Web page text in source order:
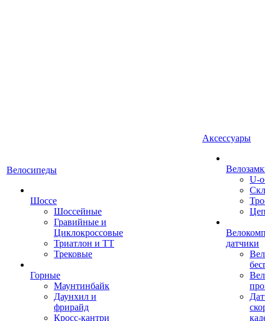
Велосипеды
Шоссе
Шоссейные
Гравийные и
Циклокроссовые
Триатлон и ТТ
Трековые
Горные
Маунтинбайк
Даунхил и
фрирайд
Кросс-кантри
Аксессуары
U-
датчики